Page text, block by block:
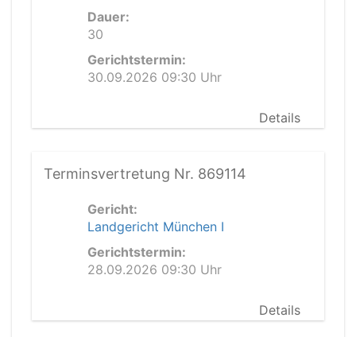
Dauer:
30
Gerichtstermin:
30.09.2026 09:30 Uhr
Details
Terminsvertretung Nr. 869114
Gericht:
Landgericht München I
Gerichtstermin:
28.09.2026 09:30 Uhr
Details